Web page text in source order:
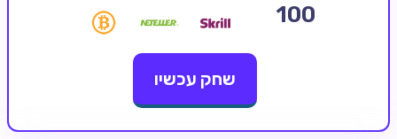
בונוסים בקזינו אונליין
100
שחק עכשיו